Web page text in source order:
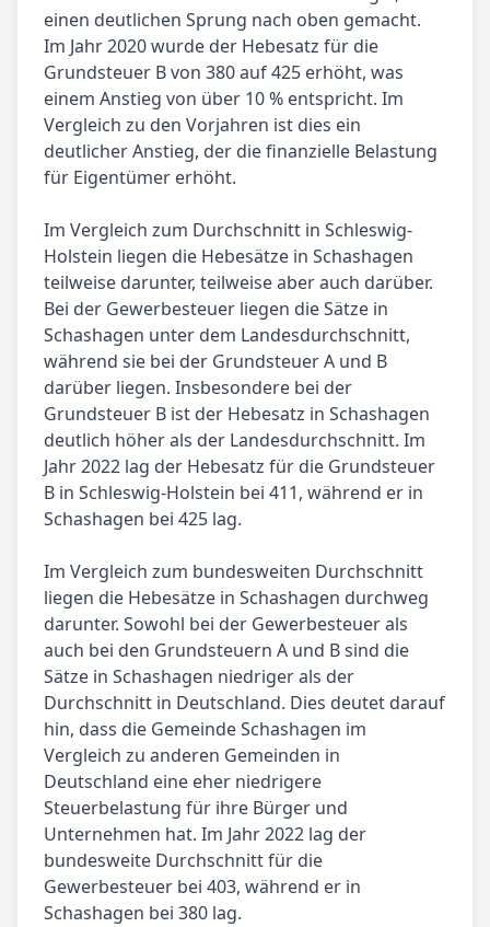
einen deutlichen Sprung nach oben gemacht.
Im Jahr 2020 wurde der Hebesatz für die
Grundsteuer B von 380 auf 425 erhöht, was
einem Anstieg von über 10 % entspricht. Im
Vergleich zu den Vorjahren ist dies ein
deutlicher Anstieg, der die finanzielle Belastung
für Eigentümer erhöht.
Im Vergleich zum Durchschnitt in Schleswig-
Holstein liegen die Hebesätze in Schashagen
teilweise darunter, teilweise aber auch darüber.
Bei der Gewerbesteuer liegen die Sätze in
Schashagen unter dem Landesdurchschnitt,
während sie bei der Grundsteuer A und B
darüber liegen. Insbesondere bei der
Grundsteuer B ist der Hebesatz in Schashagen
deutlich höher als der Landesdurchschnitt. Im
Jahr 2022 lag der Hebesatz für die Grundsteuer
B in Schleswig-Holstein bei 411, während er in
Schashagen bei 425 lag.
Im Vergleich zum bundesweiten Durchschnitt
liegen die Hebesätze in Schashagen durchweg
darunter. Sowohl bei der Gewerbesteuer als
auch bei den Grundsteuern A und B sind die
Sätze in Schashagen niedriger als der
Durchschnitt in Deutschland. Dies deutet darauf
hin, dass die Gemeinde Schashagen im
Vergleich zu anderen Gemeinden in
Deutschland eine eher niedrigere
Steuerbelastung für ihre Bürger und
Unternehmen hat. Im Jahr 2022 lag der
bundesweite Durchschnitt für die
Gewerbesteuer bei 403, während er in
Schashagen bei 380 lag.